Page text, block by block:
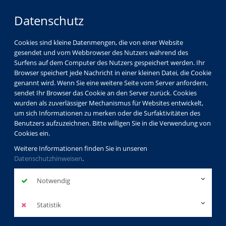
Datenschutz
Cookies sind kleine Datenmengen, die von einer Website
gesendet und vom Webbrowser des Nutzers während des
Surfens auf dem Computer des Nutzers gespeichert werden. Ihr
Browser speichert jede Nachricht in einer kleinen Datei, die Cookie
genannt wird. Wenn Sie eine weitere Seite vom Server anfordern,
sendet Ihr Browser das Cookie an den Server zurück. Cookies
wurden als zuverlässiger Mechanismus für Websites entwickelt,
um sich Informationen zu merken oder die Surfaktivitäten des
Benutzers aufzuzeichnen. Bitte willigen Sie in die Verwendung von
Cookies ein.
Weitere Informationen finden Sie in unseren
Datenschutzhinweisen.
Notwendig
Statistik